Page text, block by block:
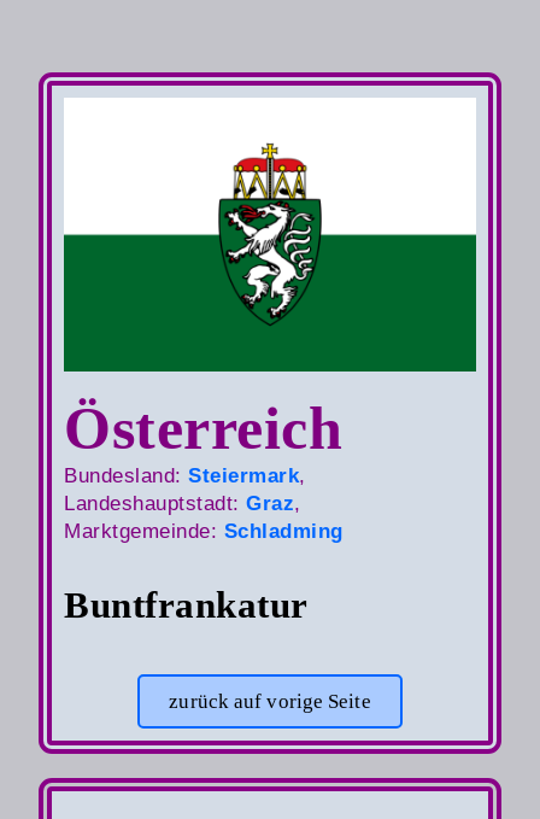
Österreich
Bundesland:Steier­mark,
Landeshauptstadt:Graz,
Marktgemeinde: Schladming
Buntfrankatur
zurück auf vorige Seite